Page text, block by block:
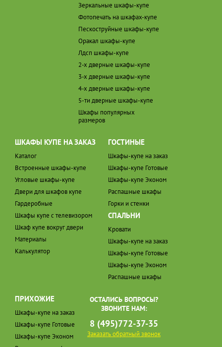
Зеркальные шкафы-купе
Фотопечать на шкафах-купе
Пескоструйные шкафы-купе
Оракал шкафы-купе
Лдсп шкафы-купе
2-х дверные шкафы-купе
3-х дверные шкафы-купе
4-х дверные шкафы-купе
5-ти дверные шкафы-купе
Шкафы популярных
размеров
ШКАФЫ КУПЕ НА ЗАКАЗ
Каталог
Встроенные шкафы-купе
Угловые шкафы-купе
Двери для шкафов купе
Гардеробные
Шкафы купе с телевизором
Шкаф купе вокруг двери
Материалы
Калькулятор
ГОСТИНЫЕ
Шкафы-купе на заказ
Шкафы-купе Готовые
Шкафы-купе Эконом
Распашные шкафы
Горки и стенки
СПАЛЬНИ
Кровати
Шкафы-купе на заказ
Шкафы-купе Готовые
Шкафы-купе Эконом
Распашные шкафы
ПРИХОЖИЕ
Шкафы-купе на заказ
Шкафы-купе Готовые
Шкафы-купе Эконом
ОСТАЛИСЬ ВОПРОСЫ?
ЗВОНИТЕ НАМ:
8 (495)772-37-35
Заказать обратный звонок